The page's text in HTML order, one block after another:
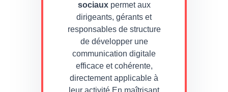
sociauxpermet aux
dirigeants, gérants et
responsables de structure
de développer une
communication digitale
efficace et cohérente,
directement applicable à
leur activité.En maîtrisant